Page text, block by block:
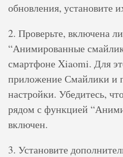
обновления, установите
2. Проверьте, включена
“Анимированные
смартфоне Xiaomi. Для
приложение Смайлики и
настройки. Убедитесь,
рядом с функцией
включен.
3. Установите